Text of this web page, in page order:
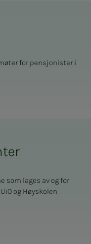
for pensjonister i
som lages av og for
og Høyskolen